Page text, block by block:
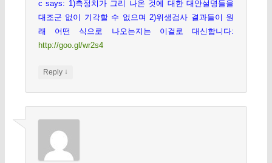
c says: 1)측정치가 그리 나온 것에 대한 대안설명들을
대조군 없이 기각할 수 없으며 2)위생검사 결과들이 원
래 어떤 식으로 나오는지는 이걸로 대신합니다:
http://goo.gl/wr2s4
Reply ↓